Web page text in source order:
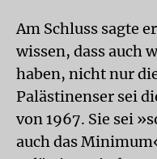
Am Schluss sagte
wissen, dass auch
haben, nicht nur
Palästinenser sei
von 1967. Sie sei
auch das